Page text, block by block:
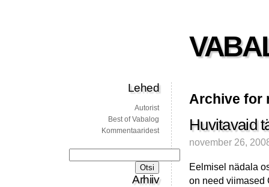
Archive for
Huvitavaid
november 26,
Eelmisel nädala
on need viimased
Lehed
Autorist
Best of Vabalog
Kommentaaridest
Arhiiv